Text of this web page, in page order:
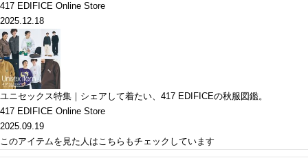
417 EDIFICE Online Store
2025.12.18
ユニセックス特集｜シェアして着たい、417 EDIFICEの秋服図鑑。
417 EDIFICE Online Store
2025.09.19
このアイテムを見た人はこちらもチェックしています